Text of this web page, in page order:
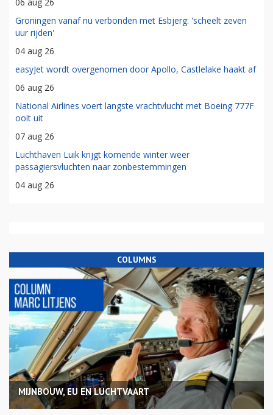
Groningen vanaf nu verbonden met Esbjerg: 'scheelt zeven
uur rijden'
04 aug 26
easyJet wordt overgenomen door Apollo, Castlelake haakt af
06 aug 26
National Airlines voert langste vrachtvlucht met Boeing 777F
ooit uit
07 aug 26
Luchthaven Luik krijgt komende winter weer
passagiersvluchten naar zonbestemmingen
04 aug 26
COLUMNS
MIJNBOUW, EU EN LUCHTVAART